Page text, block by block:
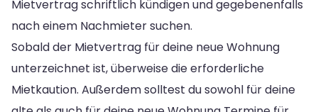
Mietvertrag schriftlich kündigen und gegebenenfalls
nach einem Nachmieter suchen.
Sobald der Mietvertrag für deine neue Wohnung
unterzeichnet ist, überweise die erforderliche
Mietkaution. Außerdem solltest du sowohl für deine